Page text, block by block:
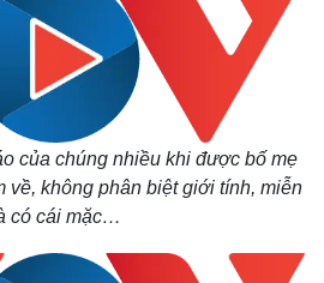
của chúng nhiều khi được bố mẹ
về, không phân biệt giới tính, miễn
có cái mặc…